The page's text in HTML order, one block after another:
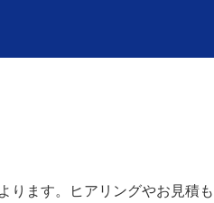
ます。 ヒアリングやお見積